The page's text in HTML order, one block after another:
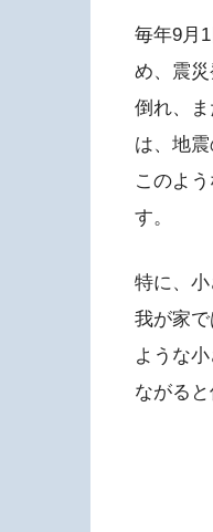
毎年9月
め、震
倒れ、
は、地
このよ
す。
特に、
我が家
ような
ながると